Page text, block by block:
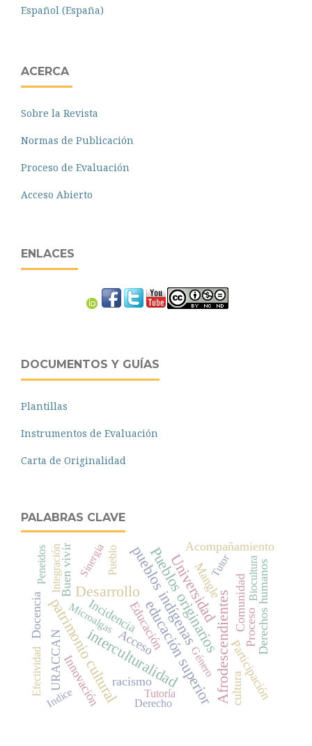
Español (España)
ACERCA
Sobre la Revista
Normas de Publicación
Proceso de Evaluación
Acceso Abierto
ENLACES
DOCUMENTOS Y GUÍAS
Plantillas
Instrumentos de Evaluación
Carta de Originalidad
PALABRAS CLAVE
Universidad
Desarrollo
educación superior
interculturalidad Afrodescendientes
patrimonio culturalpueblos indígenas
Pueblos originarios
Educación
Participación
Acceso
Buen vivir
Comunidad
Mangle
Docencia Incidencia
Innovación
Acompañamiento
racismo
Derechos humanos
Proceso
cultura
URACCAN
Microalgas
Sinergia
Integración
Indice
Biocultura
Tutoría
Efectividad
Tutor
Peneidos
Género
Pueblo
Derecho